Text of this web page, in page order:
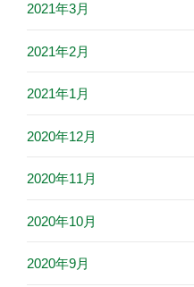
2021年3月
2021年2月
2021年1月
2020年12月
2020年11月
2020年10月
2020年9月